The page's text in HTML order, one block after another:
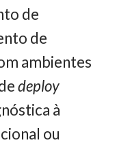
de
de
ambientes
deploy
à
ou